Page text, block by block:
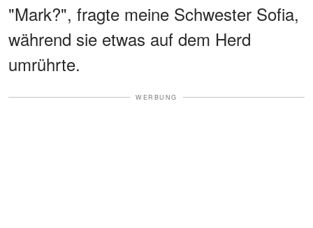
"Mark?", fragte meine Schwester Sofia,
während sie etwas auf dem Herd
umrührte.
WERBUNG